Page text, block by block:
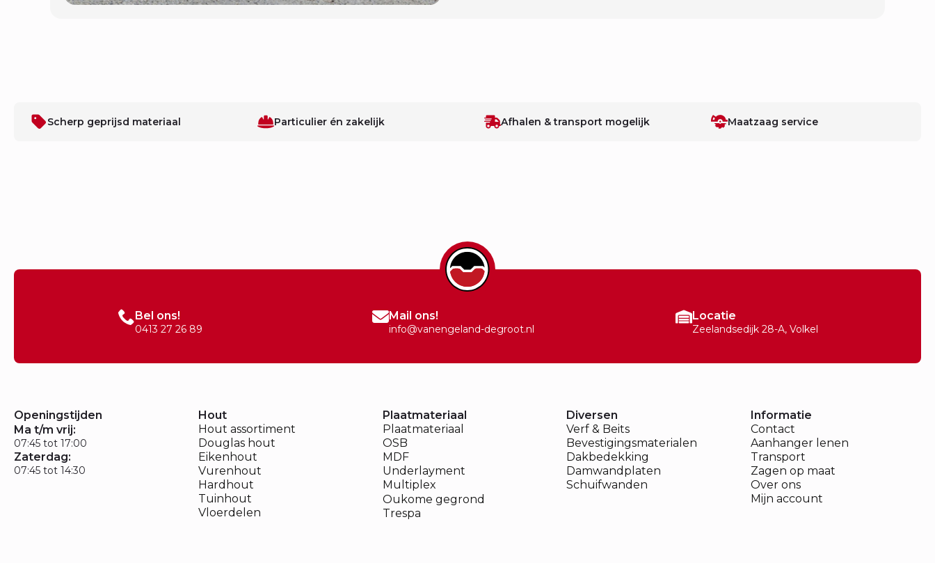
Scherp geprijsd materiaal Particulier én zakelijk Afhalen & transport mogelijk Maatzaag service
Bel ons!
0413 27 26 89
Mail ons!
info@vanengeland-degroot.nl
Locatie
Zeelandsedijk 28-A, Volkel
Openingstijden
Ma t/m vrij:
07:45 tot 17:00
Zaterdag:
07:45 tot 14:30
Hout
Hout assortiment
Douglas hout
Eikenhout
Vurenhout
Hardhout
Tuinhout
Vloerdelen
Plaatmateriaal
Plaatmateriaal
OSB
MDF
Underlayment
Multiplex
Oukome gegrond
Trespa
Diversen
Verf & Beits
Bevestigingsmaterialen
Dakbedekking
Damwandplaten
Schuifwanden
Informatie
Contact
Aanhanger lenen
Transport
Zagen op maat
Over ons
Mijn account